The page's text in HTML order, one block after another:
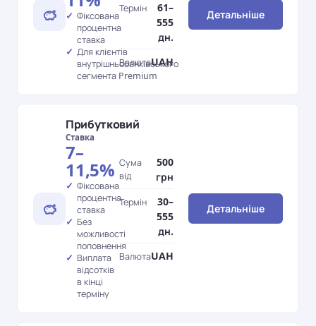
Фіксована
процентна
ставка
Для клієнтів
внутрішньобанківського
сегмента Premium
Термін
61–
555
дн.
ВалютаUAH
Детальніше
Прибутковий
Ставка
7–
11,5%
Фіксована
процентна
ставка
Без
можливості
поповнення
Виплата
відсотків
в кінці
терміну
Сума
від
500
грн
Термін
30–
555
дн.
ВалютаUAH
Детальніше